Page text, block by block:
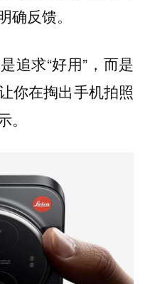
反馈。
追求“好用”，而是
你在掏出手机拍照